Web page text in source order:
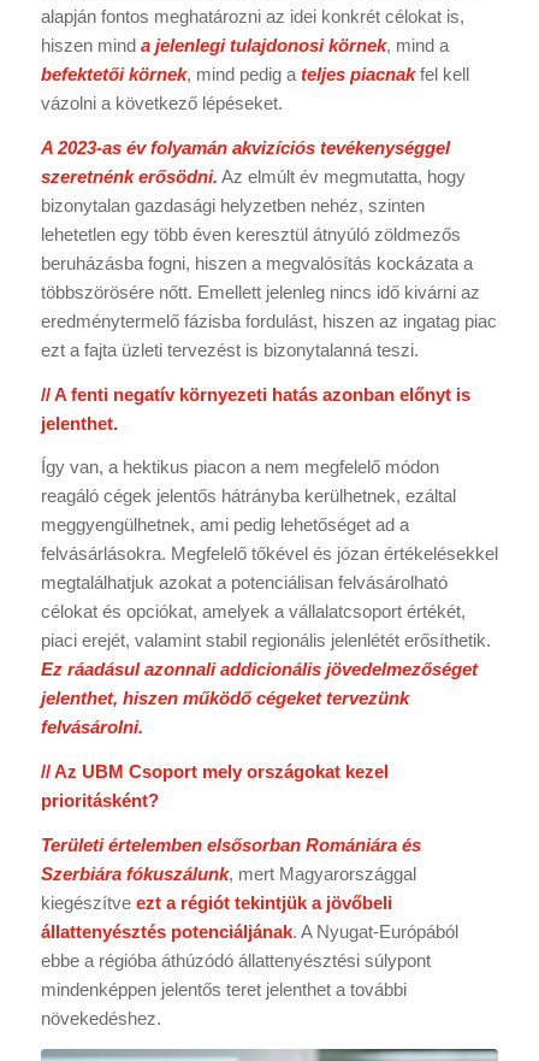
alapján fontos meghatározni az idei konkrét célokat is,
hiszen mind a jelenlegi tulajdonosi körnek, mind a
befektetői körnek, mind pedig a teljes piacnakfel kell
vázolni a következő lépéseket.
A 2023-as év folyamán akvizíciós tevékenységgel
szeretnénk erősödni. Az elmúlt év megmutatta, hogy
bizonytalan gazdasági helyzetben nehéz, szinten
lehetetlen egy több éven keresztül átnyúló zöldmezős
beruházásba fogni, hiszen a megvalósítás kockázata a
többszörösére nőtt. Emellett jelenleg nincs idő kivárni az
eredménytermelő fázisba fordulást, hiszen az ingatag piac
ezt a fajta üzleti tervezést is bizonytalanná teszi.
// A fenti negatív környezeti hatás azonban előnyt is
jelenthet.
Így van, a hektikus piacon a nem megfelelő módon
reagáló cégek jelentős hátrányba kerülhetnek, ezáltal
meggyengülhetnek, ami pedig lehetőséget ad a
felvásárlásokra. Megfelelő tőkével és józan értékelésekkel
megtalálhatjuk azokat a potenciálisan felvásárolható
célokat és opciókat, amelyek a vállalatcsoport értékét,
piaci erejét, valamint stabil regionális jelenlétét erősíthetik.
Ez ráadásul azonnali addicionális jövedelmezőséget
jelenthet, hiszen működő cégeket tervezünk
felvásárolni.
// Az UBM Csoport mely országokat kezel
prioritásként?
Területi értelemben elsősorban Romániára és
Szerbiára fókuszálunk, mert Magyarországgal
kiegészítve ezt a régiót tekintjük a jövőbeli
állattenyésztés potenciáljának. A Nyugat-Európából
ebbe a régióba áthúzódó állattenyésztési súlypont
mindenképpen jelentős teret jelenthet a további
növekedéshez.